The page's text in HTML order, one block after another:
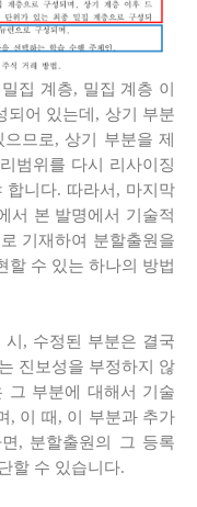
집 계층, 밀집 계층 이
되어 있는데, 상기 부분
므로, 상기 부분을 제
범위를 다시 리사이징
합니다. 따라서, 마지막
서 본 발명에서 기술적
기재하여 분할출원을
할 수 있는 하나의 방법
시, 수정된 부분은 결국
진보성을 부정하지 않
그 부분에 대해서 기술
, 이 때, 이 부분과 추가
, 분할출원의 그 등록
할 수 있습니다.